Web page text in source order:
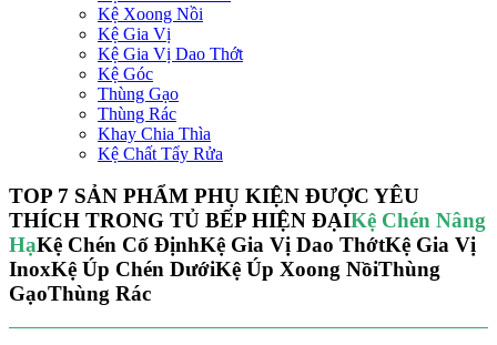
Kệ Xoong Nồi
Kệ Gia Vị
Kệ Gia Vị Dao Thớt
Kệ Góc
Thùng Gạo
Thùng Rác
Khay Chia Thìa
Kệ Chất Tẩy Rửa
TOP 7 SẢN PHẨM PHỤ KIỆN ĐƯỢC YÊU
THÍCH TRONG TỦ BẾP HIỆN ĐẠIKệ Chén Nâng
HạKệ Chén Cố ĐịnhKệ Gia Vị Dao ThớtKệ Gia Vị
InoxKệ Úp Chén DướiKệ Úp Xoong NồiThùng
GạoThùng Rác